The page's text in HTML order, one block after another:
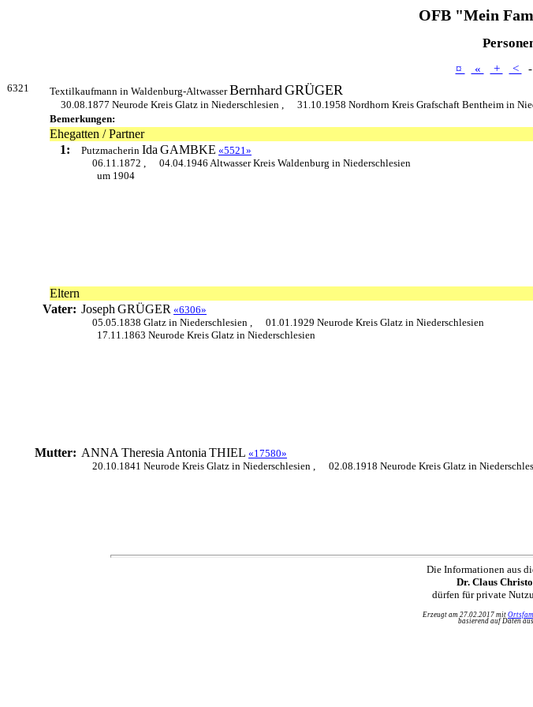
OFB "Mein
¤ « + < -
6321 Textilkaufmann in Waldenburg-AltwasserBernhardGRÜGER
30.08.1877 Neurode Kreis Glatz in Niederschlesien ,
31.10.1958 Nordhorn Kreis Grafschaft Bentheim in
Bemerkungen:
Ehegatten / Partner
1:
Putzmacherin Ida GAMBKE «5521»
06.11.1872 ,
04.04.1946 Altwasser Kreis Waldenburg in Niederschlesien
um 1904
Eltern
Vater: Joseph GRÜGER «6306»
05.05.1838 Glatz in Niederschlesien ,
01.01.1929 Neurode Kreis Glatz in Niederschlesien
17.11.1863 Neurode Kreis Glatz in Niederschlesien
Mutter: ANNA Theresia Antonia THIEL «17580»
20.10.1841 Neurode Kreis Glatz in Niederschlesien ,
02.08.1918 Neurode Kreis Glatz in
Die Informationen aus
Dr. Claus
dürfen für private
Erzeugt am 27.02.2017 mit
basierend auf Daten